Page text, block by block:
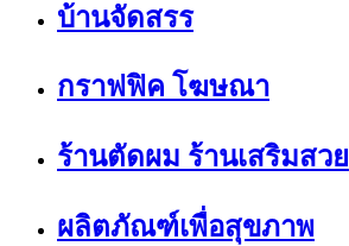
บ้านจัดสรร
กราฟฟิค โฆษณา
ร้านตัดผม ร้านเสริมสวย
ผลิตภัณฑ์เพื่อสุขภาพ